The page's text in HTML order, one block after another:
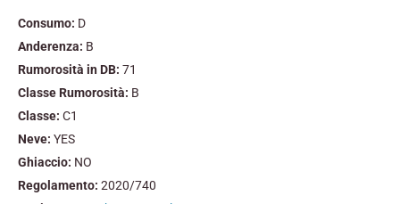
Consumo: D
Anderenza: B
Rumorosità in DB: 71
Classe Rumorosità: B
Classe: C1
Neve: YES
Ghiaccio: NO
Regolamento: 2020/740